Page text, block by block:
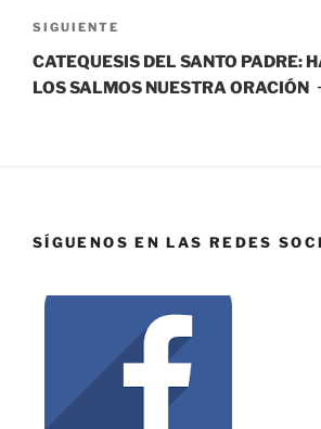
SIGUIENTE
CATEQUESIS DEL SANTO PADRE:
LOS SALMOS NUESTRA ORACIÓN
SÍGUENOS EN LAS REDES